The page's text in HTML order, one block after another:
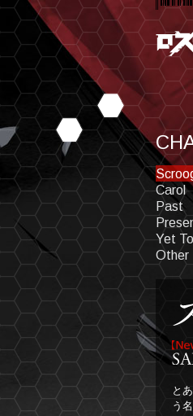
Carol
Past
Yet
Other
と
う